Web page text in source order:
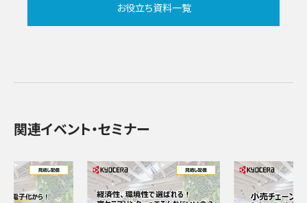
お役立ち資料一覧
関連イベント・セミナー